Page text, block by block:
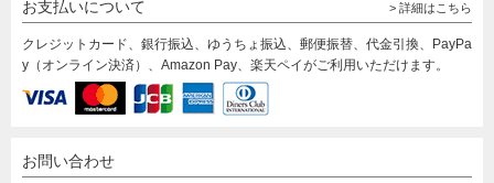
お支払いについて > 詳細はこちら
クレジットカード、銀行振込、ゆうちょ振込、郵便振替、代金引換、PayPa
y（オンライン決済）、Amazon Pay、楽天ペイがご利用いただけます。
お問い合わせ